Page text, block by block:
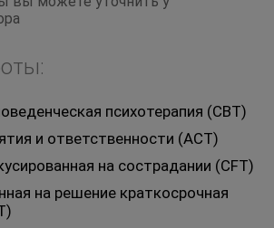
психотерапия (CBT)
и ответственности (ACT)
на сострадании (CFT)
на решение краткосрочная